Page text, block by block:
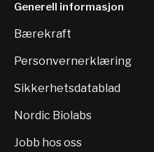
Generell informasjon
Bærekraft
Personvernerklæring
Sikkerhetsdatablad
Nordic Biolabs
Jobb hos oss